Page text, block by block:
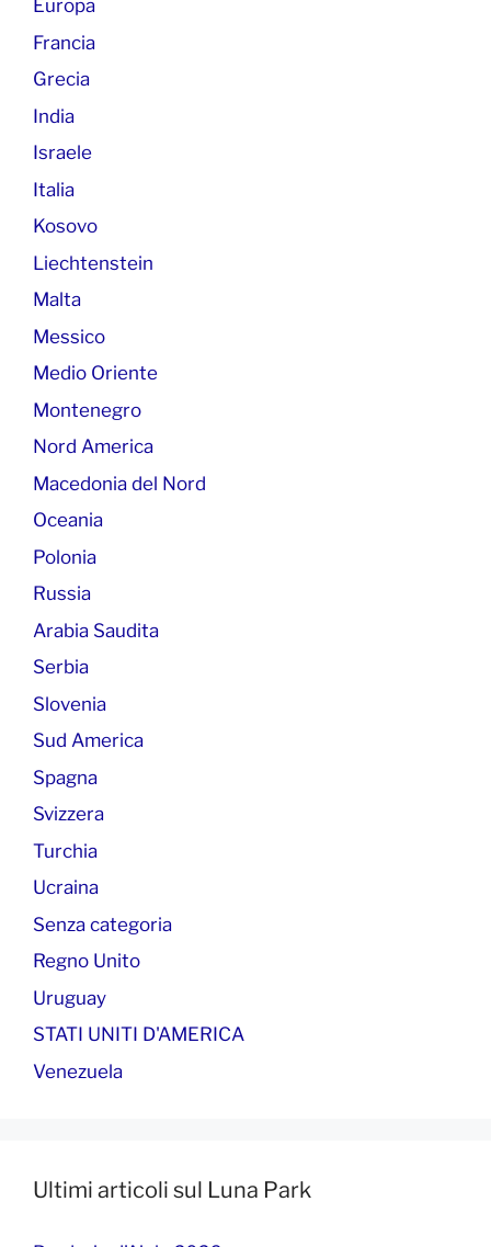
Europa
Francia
Grecia
India
Israele
Italia
Kosovo
Liechtenstein
Malta
Messico
Medio Oriente
Montenegro
Nord America
Macedonia del Nord
Oceania
Polonia
Russia
Arabia Saudita
Serbia
Slovenia
Sud America
Spagna
Svizzera
Turchia
Ucraina
Senza categoria
Regno Unito
Uruguay
STATI UNITI D'AMERICA
Venezuela
Ultimi articoli sul Luna Park